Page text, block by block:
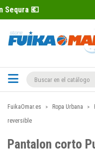
FuikaOmar.es Ropa Urbana
reversible
Pantalon corto